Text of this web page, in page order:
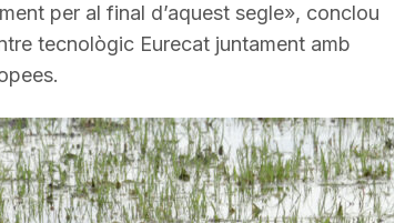
per al final d’aquest segle», conclou
tecnològic Eurecat juntament amb